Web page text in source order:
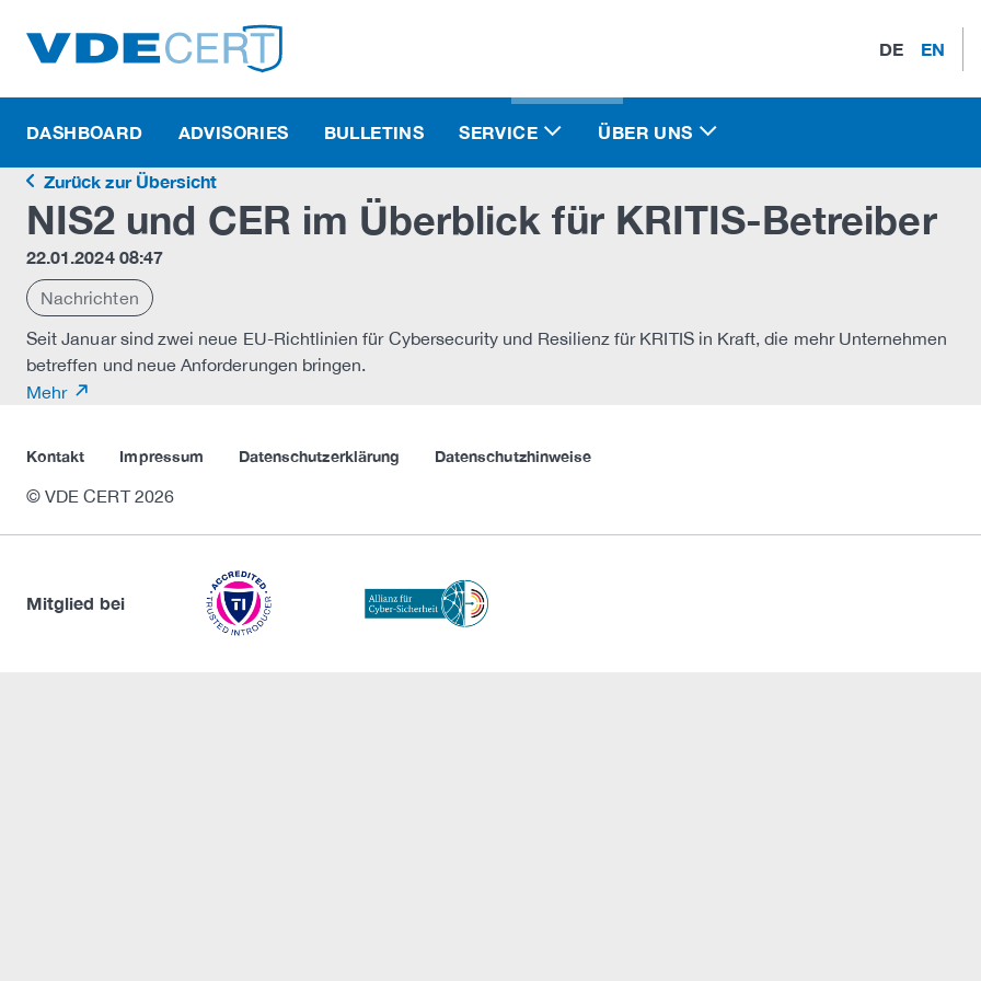
DE EN
DASHBOARD ADVISORIES BULLETINS SERVICE ÜBER UNS
Zurück zur Übersicht
NIS2 und CER im Überblick für KRITIS-Betreiber
22.01.2024 08:47
Nachrichten
Seit Januar sind zwei neue EU-Richtlinien für Cybersecurity und Resilienz für KRITIS in Kraft, die mehr Unternehmen
betreffen und neue Anforderungen bringen.
Mehr
Kontakt Impressum Datenschutzerklärung Datenschutzhinweise
© VDE CERT 2026
Mitglied bei